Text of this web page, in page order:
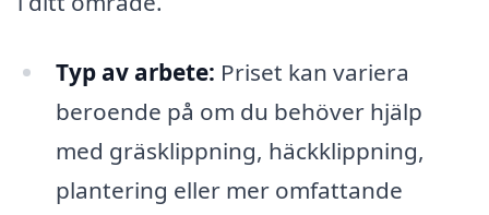
Typ av arbete: Priset kan variera
beroende på om du behöver hjälp
med gräsklippning, häckklippning,
plantering eller mer omfattande